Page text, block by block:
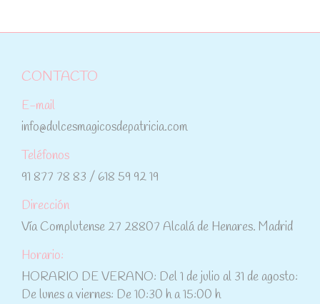
CONTACTO
E-mail
info@dulcesmagicosdepatricia.com
Teléfonos
91 877 78 83 / 618 59 92 19
Dirección
Vía Complutense 27 28807 Alcalá de Henares. Madrid
Horario:
HORARIO DE VERANO: Del 1 de julio al 31 de agosto:
De lunes a viernes: De 10:30 h a 15:00 h